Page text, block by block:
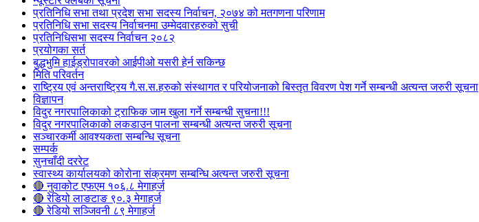
प्रतिनिधि सभा तथा प्रदेश सभा सदस्य निर्वाचन, २०७४ को मतगणना परिणाम
प्रतिनिधि सभा सदस्य निर्वाचनमा उम्मेदवारहरुको सुची
प्रतिनिधिसभा सदस्य निर्वाचन २०८२
प्रयोगका सर्त
बुद्धभुमि हाईड्रोपावरको आईपीओ यसरी हेर्न सकिन्छ
मिति परिवर्तन
राष्ट्रिय एवं अन्तराष्ट्रिय गै.स.स.हरुको संस्थागत र परियोजनाको बिस्तृत विवरण पेश गर्ने सम्बन्धी अत्यन्त जरुरी सूचना
विज्ञापन
विदुर नगरपालिकाको ट्राफिक जाम खुला गर्ने सम्बन्धी सुचना!!!
विदुर नगरपालिकाको लकडाउन पालना सम्बन्धी अत्यन्त जरुरी सूचना
सञ्चारकर्मी आवश्यकता सम्बन्धि सूचना
सम्पर्क
सुनचाँदी दररेट
स्वास्थ्य कार्यालयको कोरोना संक्रमण सम्बन्धि अत्यन्त जरुरी सूचना
🔴 नुवाकोट एफएम १०६.८ मेगाहर्ज
🔴 रेडियो लाङटाङ ९०.३ मेगाहर्ज
🔴 रेडियो सञ्जिवनी ८९ मेगाहर्ज